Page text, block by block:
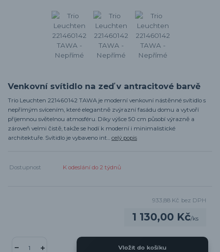
Venkovní svítidlo na zeď v antracitové barvě
Trio Leuchten 221460142 TAWA je moderní venkovní nástěnné svítidlo s
nepřímým svícením, které elegantně zvýrazní fasádu domu a vytvoří
příjemnou světelnou atmosféru. Díky výšce 50 cm působí výrazně a
zároveň velmi čistě, takže se hodí k moderní i minimalistické
architektuře. Svítidlo je vybaveno int... celý popis
Dostupnost K odeslání do 2 týdnů
1 130,00 Kč/ks
933,88 Kč bez DPH
Vložit do košíku